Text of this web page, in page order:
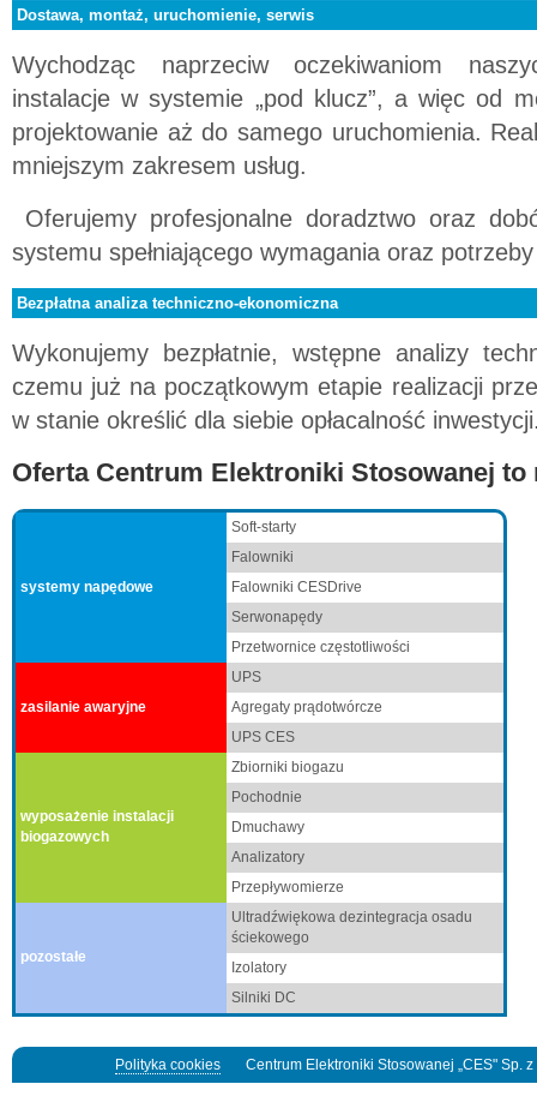
Dostawa, montaż, uruchomienie, serwis
Wychodząc naprzeciw oczekiwaniom
instalacje w systemie „pod klucz”, a więc od
projektowanie aż do samego uruchomienia.
mniejszym zakresem usług.
Oferujemy profesjonalne doradztwo oraz
systemu spełniającego wymagania oraz
Bezpłatna analiza techniczno-ekonomiczna
Wykonujemy bezpłatnie, wstępne analizy
czemu już na początkowym etapie realizacji
w stanie określić dla siebie opłacalność
Oferta Centrum Elektroniki Stosowanej to
systemy napędowe
Soft-starty
Falowniki
Falowniki CESDrive
Serwonapędy
Przetwornice częstotliwości
zasilanie awaryjne
UPS
Agregaty prądotwórcze
UPS CES
wyposażenie instalacji
biogazowych
Zbiorniki biogazu
Pochodnie
Dmuchawy
Analizatory
Przepływomierze
pozostałe
Ultradźwiękowa dezintegracja osadu
ściekowego
Izolatory
Silniki DC
Polityka cookies Centrum Elektroniki Stosowanej „CES" Sp. z